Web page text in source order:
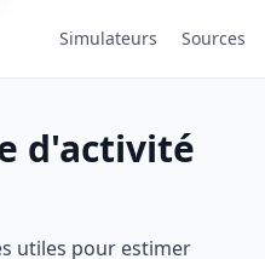
Simulateurs Sources
d'activité
utiles pour estimer